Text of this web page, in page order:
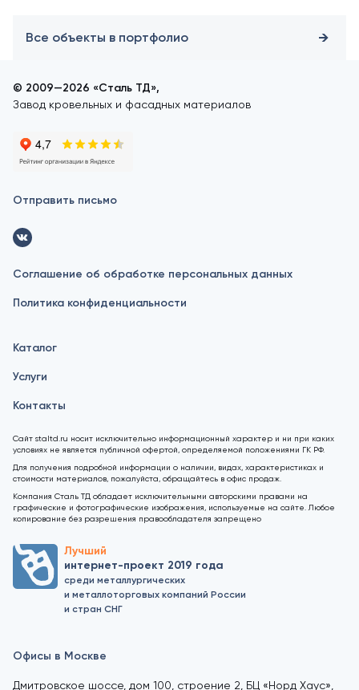
Все объекты в портфолио
© 2009—2026 «Сталь ТД»,
Завод кровельных и фасадных материалов
Отправить письмо
Соглашение об обработке персональных данных
Политика конфиденциальности
Каталог
Услуги
Контакты
Сайт staltd.ru носит исключительно информационный характер и ни при каких
условиях не является публичной офертой, определяемой положениями ГК РФ.
Для получения подробной информации о наличии, видах, характеристиках и
стоимости материалов, пожалуйста, обращайтесь в офис продаж.
Компания Сталь ТД обладает исключительными авторскими правами на
графические и фотографические изображения, используемые на сайте. Любое
копирование без разрешения правообладателя запрещено
Лучший
интернет-проект 2019 года
среди металлургических
и металлоторговых компаний России
и стран СНГ
Офисы в Москве
Дмитровское шоссе, дом 100, строение 2, БЦ «Норд Хаус»,